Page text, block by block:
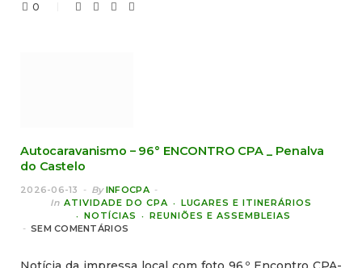
0
Autocaravanismo – 96° ENCONTRO CPA _ Penalva
do Castelo
2026-06-13 By INFOCPA
In ATIVIDADE DO CPA
LUGARES E ITINERÁRIOS
NOTÍCIAS
REUNIÕES E ASSEMBLEIAS
SEM COMENTÁRIOS